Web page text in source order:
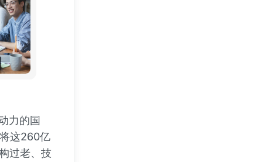
力的国
这260亿
过老、技